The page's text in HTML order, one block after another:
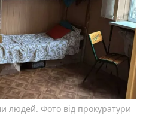
людей. Фото від прокуратури